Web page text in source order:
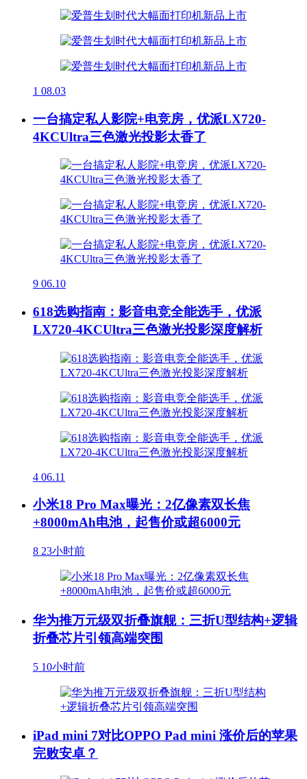
1 08.03
一台搞定私人影院+电竞房，优派LX720-
4KCUltra三色激光投影太香了
9 06.10
618选购指南：影音电竞全能选手，优派
LX720-4KCUltra三色激光投影深度解析
4 06.11
小米18 Pro Max曝光：2亿像素双长焦
+8000mAh电池，起售价或超6000元
8 23小时前
华为推万元级双折叠旗舰：三折U型结构+逻辑
折叠芯片引领高端突围
5 10小时前
iPad mini 7对比OPPO Pad mini 涨价后的苹果
完败安卓？